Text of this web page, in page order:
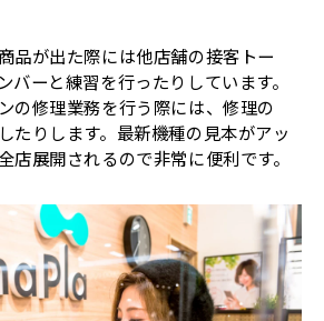
品が出た際には他店舗の接客トー
バーと練習を行ったりしています。
の修理業務を行う際には、修理の
たりします。最新機種の見本がアッ
店展開されるので非常に便利です。